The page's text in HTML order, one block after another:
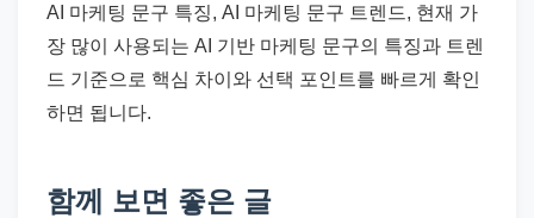
AI 마케팅 문구 특징, AI 마케팅 문구 트렌드, 현재 가
장 많이 사용되는 AI 기반 마케팅 문구의 특징과 트렌
드 기준으로 핵심 차이와 선택 포인트를 빠르게 확인
하면 됩니다.
함께 보면 좋은 글